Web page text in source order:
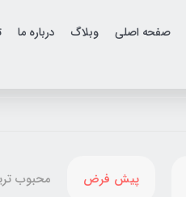
صفحه اصلی وبلاگ درباره ما
پیش فرض محبوب